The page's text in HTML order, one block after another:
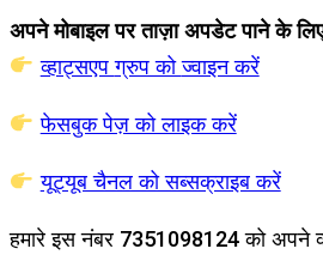
अपने मोबाइल पर ताज़ा अपडेट पाने के
व्हाट्सएपग्रुप कोज्वाइन करें
फेसबुक पेज़ को लाइक करें
यूट्यूब चैनल को सब्सक्राइब करें
हमारे इस नंबर 7351098124 को अपने